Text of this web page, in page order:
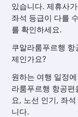
있습니다. 제휴사
좌석 등급이 다를
를 확인하세요.
쿠알라룸푸르행 항
제인가요?
원하는 여행 일정
라룸푸르행 항공
요, 노선 인기, 좌
니다.